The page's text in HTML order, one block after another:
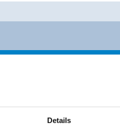
Details
Eltern, Geschwister,
bestimmten Voraussetzungen
Arbeitgeber.
10 Tagen) und die Pflegezeit
für die Dauer von maximal 2